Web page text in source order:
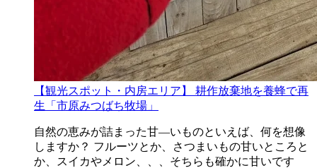
【観光スポット・内房エリア】 耕作放棄地を養蜂で再
生「市原みつばち牧場」
自然の恵みが詰まった甘―いものといえば、何を想像
しますか？ フルーツとか、さつまいもの甘いところと
か、スイカやメロン、、、そちらも確かに甘いです